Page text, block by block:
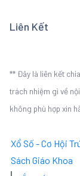
Liên Kết
** Đây là liên kết
trách nhiệm gì về
không phù hợp xin
Xổ Số - Cơ Hội
Sách Giáo Khoa